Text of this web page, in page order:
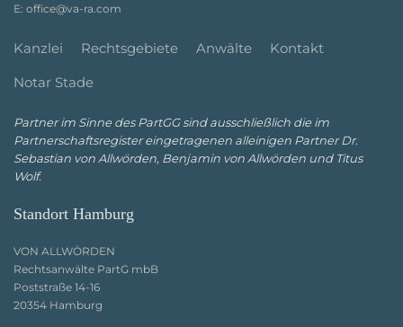
E: office@va-ra.com
Kanzlei Rechtsgebiete Anwälte
Kontakt
Notar Stade
Partner im Sinne des PartGG sind ausschließlich die im
Partnerschaftsregister eingetragenen alleinigen Partner Dr.
Sebastian von Allwörden, Benjamin von Allwörden und Titus
Wolf.
Standort Hamburg
VON ALLWÖRDEN
Rechtsanwälte PartG mbB
Poststraße 14-16
20354 Hamburg